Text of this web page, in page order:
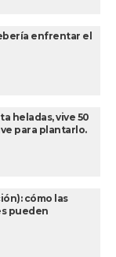
enfrentar el
heladas, vive 50
para plantarlo.
cómo las
pueden